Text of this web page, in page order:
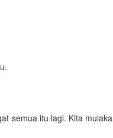
semua itu lagi. Kita